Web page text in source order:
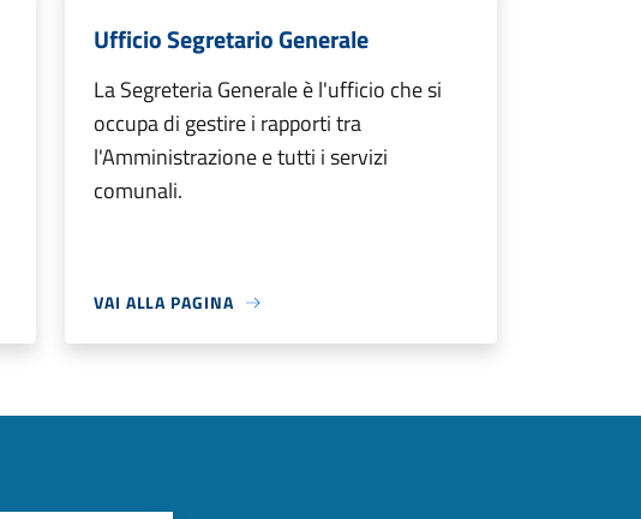
Ufficio Segretario Generale
La Segreteria Generale è l'ufficio che si
occupa di gestire i rapporti tra
l'Amministrazione e tutti i servizi
comunali.
VAI ALLA PAGINA